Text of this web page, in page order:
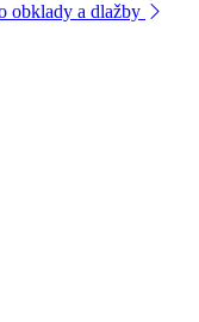
obklady a dlažby